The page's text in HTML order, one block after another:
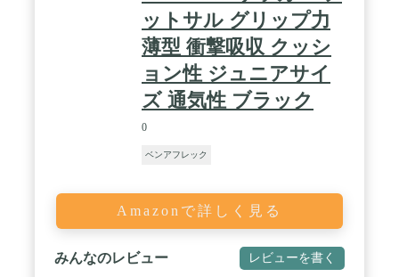
ットサル グリップ力
薄型 衝撃吸収 クッシ
ョン性 ジュニアサイ
ズ 通気性 ブラック
0
ベンアフレック
Amazonで詳しく見る
みんなのレビュー レビューを書く